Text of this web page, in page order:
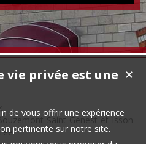
Saint-Genest-et-Isson
✕
vie privée est une
de vous offrir une expérience
pertinente sur notre site.